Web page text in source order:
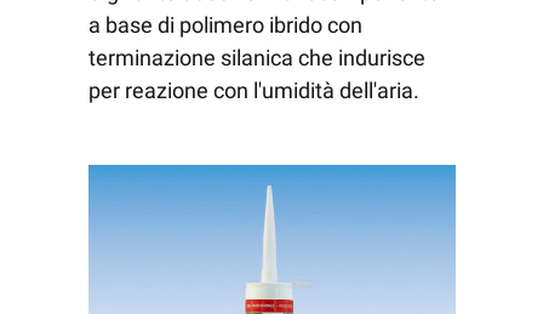
a base di polimero ibrido con
terminazione silanica che indurisce
per reazione con l'umidità dell'aria.